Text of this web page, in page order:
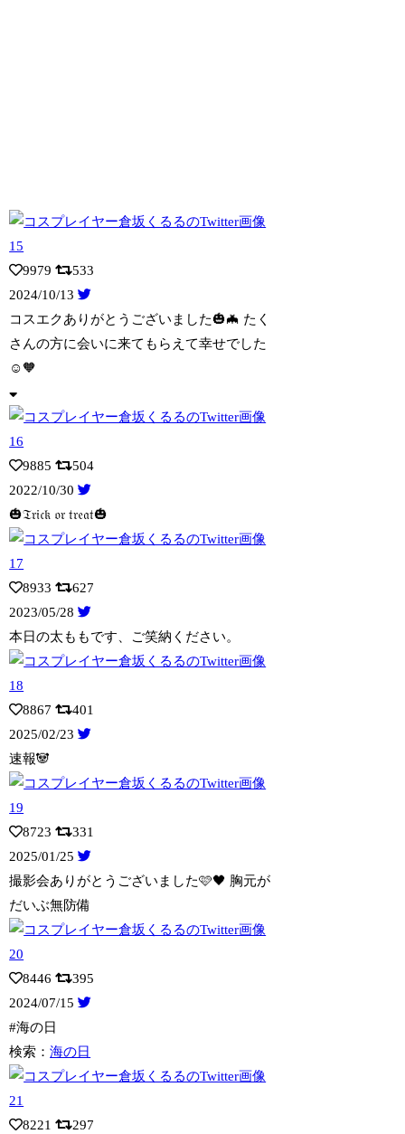
9979
533
2024/10/13
コスエクありがとうございました🎃🦇 たく
さんの方に会いに来てもらえて幸せでした
☺️🧡
9885
504
2022/10/30
🎃𝔗𝔯𝔦𝔠𝔨 𝔬𝔯 𝔱𝔯𝔢𝔞𝔱🎃
8933
627
2023/05/28
本日の太ももです、ご笑納ください。
8867
401
2025/02/23
速報🐼
8723
331
2025/01/25
撮影会ありがとうございました🩷🖤 胸元が
だいぶ無防備
8446
395
2024/07/15
#海の日
検索：海の日
8221
297